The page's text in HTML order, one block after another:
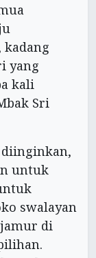
yang
kali
Sri
untuk
swalayan
di